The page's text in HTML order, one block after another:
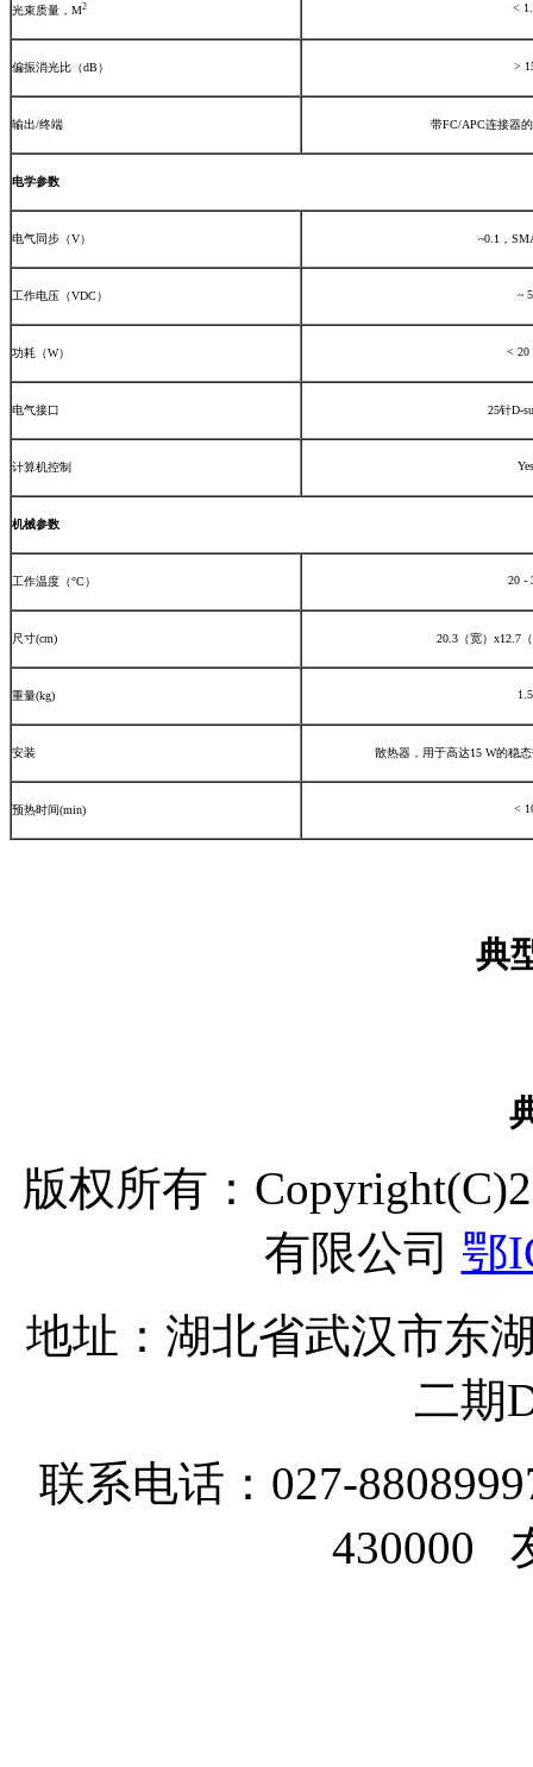
光束质量，M2 <
偏振消光比（dB） >
输出/终端 带FC/APC连接器
电学参数
电气同步（V） ~0.1，
工作电压（VDC） ~ 5
功耗（W） < 20
电气接口 25针D-
计算机控制 Yes
机械参数
工作温度（°C） 20 -
尺寸(cm) 20.3（宽）x12.7
重量(kg) 1.5
安装 散热器，用于高达15 W的稳
预热时间(min) <
典型自相关
典型光
版权所有：
有限公司 鄂
地址：湖北省武汉市东
二期
联系电话：027-
430000